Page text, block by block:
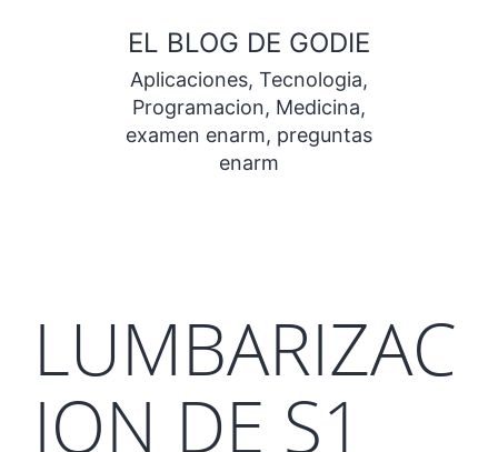
contenido
EL BLOG DE GODIE
Aplicaciones, Tecnologia,
Programacion, Medicina,
examen enarm, preguntas
enarm
LUMBARIZAC
ION DE S1